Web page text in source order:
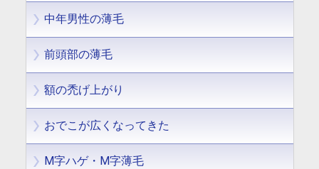
中年男性の薄毛
前頭部の薄毛
額の禿げ上がり
おでこが広くなってきた
M字ハゲ・M字薄毛